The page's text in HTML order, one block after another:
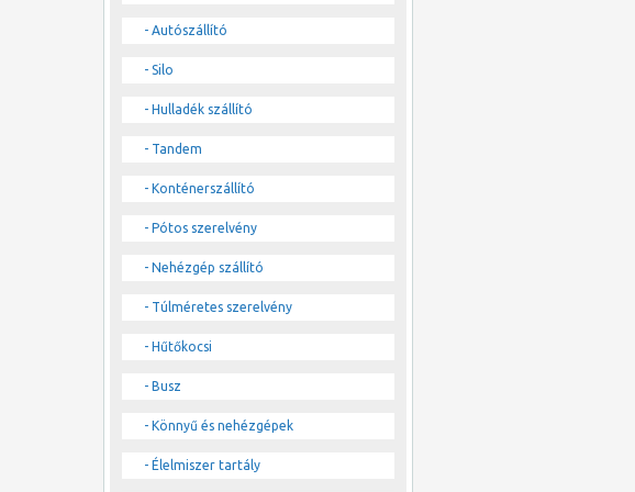
- Autószállító
- Silo
- Hulladék szállító
- Tandem
- Konténerszállító
- Pótos szerelvény
- Nehézgép szállító
- Túlméretes szerelvény
- Hűtőkocsi
- Busz
- Könnyű és nehézgépek
- Élelmiszer tartály